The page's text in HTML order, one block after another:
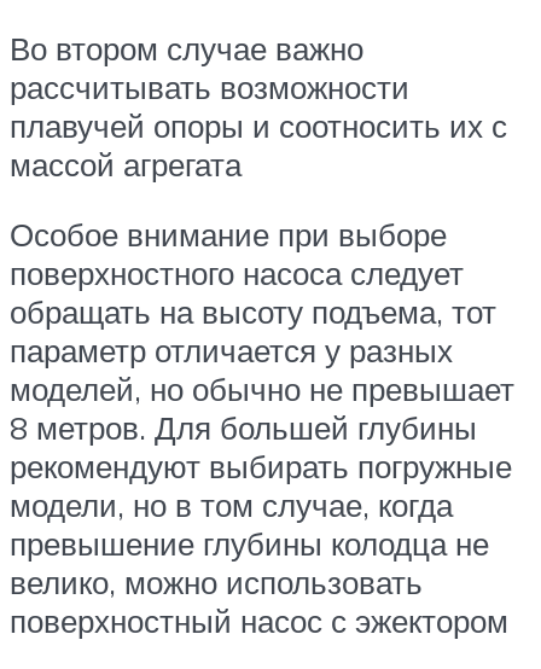
Во втором случае важно
рассчитывать возможности
плавучей опоры и соотносить их с
массой агрегата
Особое внимание при выборе
поверхностного насоса следует
обращать на высоту подъема, тот
параметр отличается у разных
моделей, но обычно не превышает
8 метров. Для большей глубины
рекомендуют выбирать погружные
модели, но в том случае, когда
превышение глубины колодца не
велико, можно использовать
поверхностный насос с эжектором